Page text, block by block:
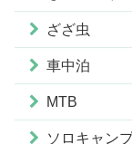
ざざ虫
車中泊
MTB
ソロキャン